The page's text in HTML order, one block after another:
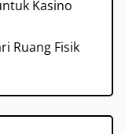
Kasino
Ruang Fisik